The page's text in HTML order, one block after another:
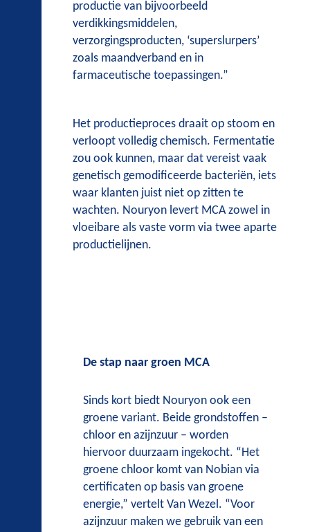
productie van bijvoorbeeld
verdikkingsmiddelen,
verzorgingsproducten, ‘superslurpers’
zoals maandverband en in
farmaceutische toepassingen.”
Het productieproces draait op stoom en
verloopt volledig chemisch. Fermentatie
zou ook kunnen, maar dat vereist vaak
genetisch gemodificeerde bacteriën, iets
waar klanten juist niet op zitten te
wachten. Nouryon levert MCA zowel in
vloeibare als vaste vorm via twee aparte
productielijnen.
De stap naar groen MCA
Sinds kort biedt Nouryon ook een
groene variant. Beide grondstoffen –
chloor en azijnzuur – worden
hiervoor duurzaam ingekocht. “Het
groene chloor komt van Nobian via
certificaten op basis van groene
energie,” vertelt Van Wezel. “Voor
azijnzuur maken we gebruik van een